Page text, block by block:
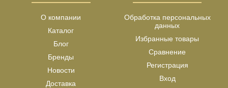
О компании
Каталог
Блог
Бренды
Новости
Доставка
Обработка персональных
данных
Избранные товары
Сравнение
Регистрация
Вход